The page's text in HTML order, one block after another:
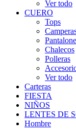
Ver todo
CUERO
Tops
Chalecos
Polleras
Ver todo
Carteras
FIESTA
NIÑOS
LENTES DE
Hombre